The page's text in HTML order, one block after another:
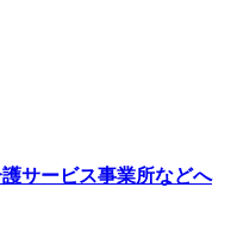
サービス事業所などへ